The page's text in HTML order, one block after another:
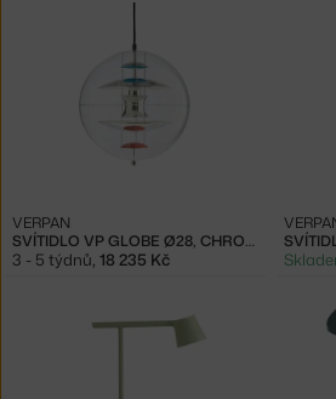
SVÍTIDLO VP GLOBE Ø28, CHROME/RED/BLUE
VERPAN
3 - 5 týdnů, 18 235 Kč